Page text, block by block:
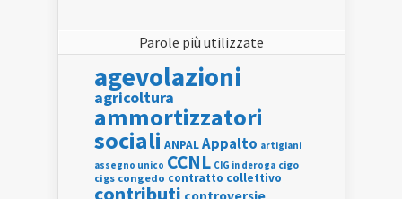
Parole più utilizzate
agevolazioni
agricoltura
ammortizzatori
sociali ANPALAppalto artigiani
assegno unico CCNL CIG in deroga cigo
cigs congedo contratto collettivo
contributi